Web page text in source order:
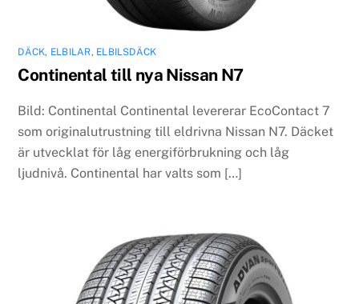
DÄCK, ELBILAR, ELBILSDÄCK
Continental till nya Nissan N7
Bild: Continental Continental levererar EcoContact 7
som originalutrustning till eldrivna Nissan N7. Däcket
är utvecklat för låg energiförbrukning och låg
ljudnivå. Continental har valts som […]